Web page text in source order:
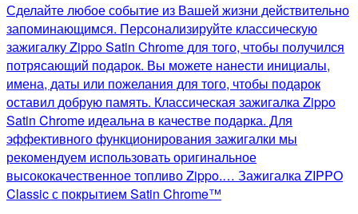
Сделайте любое событие из Вашей жизни действительно
запоминающимся. Персонализируйте классическую
зажигалку Zippo Satin Chrome для того, чтобы получился
потрясающий подарок. Вы можете нанести инициалы,
имена, даты или пожелания для того, чтобы подарок
оставил добрую память. Классическая зажигалка Zippo
Satin Chrome идеальна в качестве подарка. Для
эффективного функционирования зажигалки мы
рекомендуем использовать оригинальное
высококачественное топливо Zippo.… Зажигалка ZIPPO
Classic с покрытием Satin Chrome™